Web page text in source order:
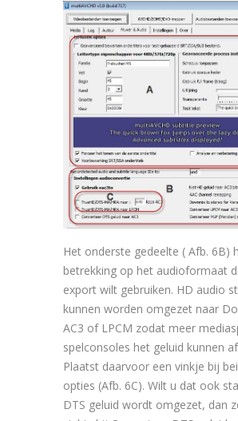
Het onderste gedeelte ( Afb. 6B)
betrekking op het audioformaat
export wilt gebruiken. HD audio
kunnen worden omgezet naar
AC3 of LPCM zodat meer
spelconsoles het geluid kunnen
Plaatst daarvoor een vinkje bij
opties (Afb. 6C). Wilt u dat ook
DTS geluid wordt omgezet, dan